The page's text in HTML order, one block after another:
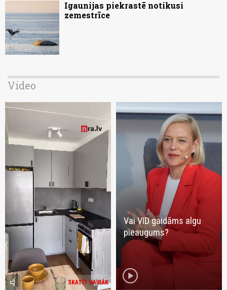
Igaunijas piekrastē notikusi
zemestrīce
Video
SKATĪT VAIRĀK
volume_mute
Vai VID gaidāms algu
pieaugums?
play_circle